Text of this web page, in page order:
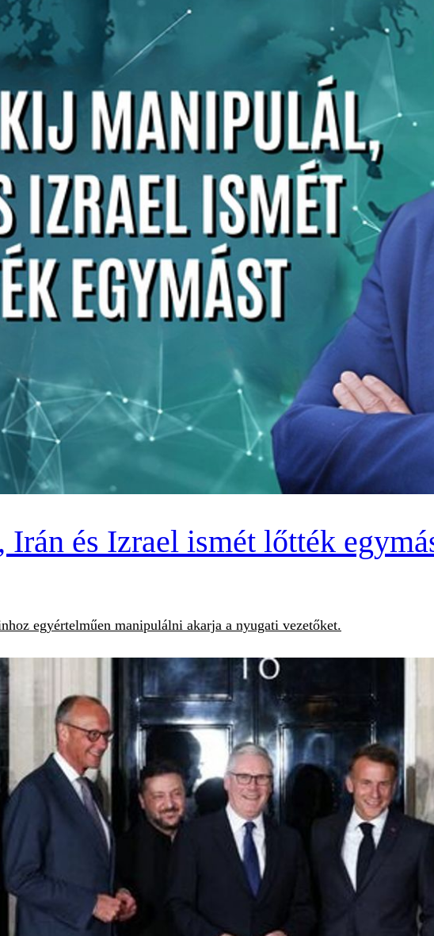
és Izrael ismét lőtték
egyértelműen manipulálni akarja a nyugati vezetőket.